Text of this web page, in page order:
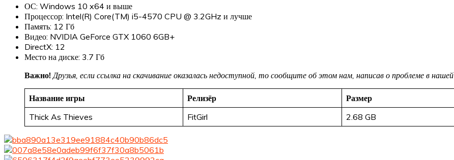
ОС: Windows 10 x64 и выше
Процессор: Intel(R) Core(TM) i5-4570 CPU @ 3.2GHz и лучше
Память: 12 Гб
Видео: NVIDIA GeForce GTX 1060 6GB+
DirectX: 12
Место на диске: 3.7 Гб
Важно! Друзья, если ссылка на скачивание оказалась недоступной, то сообщите об этом нам, написав о проблеме в нашей
Название игры Релизёр Размер
Thick As Thieves
FitGirl 2.68 GB